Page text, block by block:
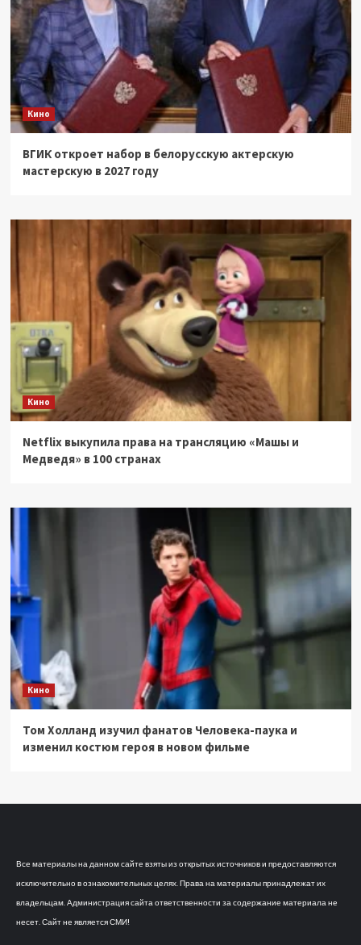
Кино
ВГИК откроет набор в белорусскую актерскую
мастерскую в 2027 году
Кино
Netflix выкупила права на трансляцию «Машы и
Медведя» в 100 странах
Кино
Том Холланд изучил фанатов Человека-паука и
изменил костюм героя в новом фильме
Все материалы на данном сайте взяты из открытых источников и предоставляются
исключительно в ознакомительных целях. Права на материалы принадлежат их
владельцам. Администрация сайта ответственности за содержание материала не
несет. Сайт не является СМИ!